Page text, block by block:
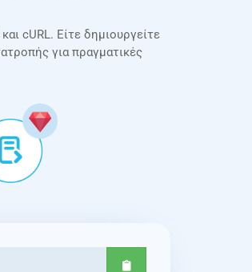
cURL. Είτε δημιουργείτε
για πραγματικές